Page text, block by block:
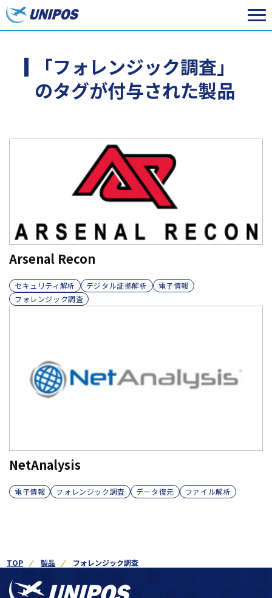
「フォレンジック調査」
のタグが付与された製品
Arsenal Recon
セキュリティ解析 デジタル証拠解析
電子情報
フォレンジック調査
NetAnalysis
電子情報 フォレンジック調査 データ復元 ファイル解析
TOP 製品 フォレンジック調査